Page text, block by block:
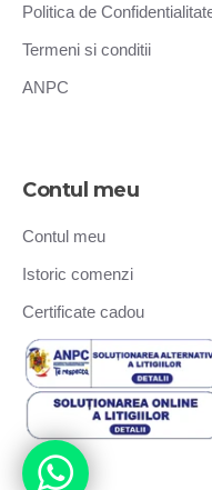
Politica de
Termeni si conditii
ANPC
Contul meu
Contul meu
Istoric comenzi
Certificate cadou